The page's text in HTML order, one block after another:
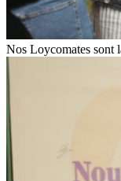
Nos Loycomates sont